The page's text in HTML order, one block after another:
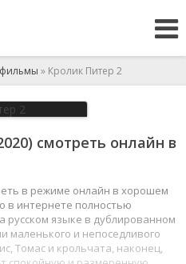
» Кролик Питер 2
смотреть онлайн в
в режиме онлайн в хорошем
в интернете полностью
русском языке в дублированном
маленького и непоседливого
Томас и крольчата, наконец,